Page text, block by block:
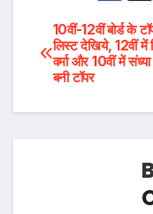
Post
10वीं-12वीं बोर्ड के
लिस्ट देखिये, 12वीं में
वर्मा और 10वीं में
बनी टॉपर